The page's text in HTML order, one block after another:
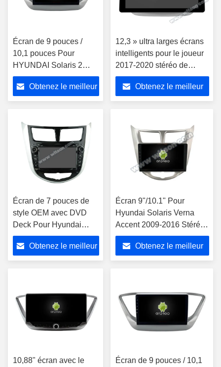
Écran de 9 pouces /
10,1 pouces Pour
HYUNDAI Solaris 2
Verna Accent 2017-
2020 Stéréo multimédia
pour voiture
Obtenez le meilleur
12,3 » ultra larges écrans
intelligents pour le joueur
2017-2020 stéréo de
voiture de HYUNDAI
Solaris 2 Verna Accent
Obtenez le meilleur
Écran de 7 pouces de
style OEM avec DVD
Deck Pour Hyundai
Solaris Verna Accent
2009-2016 Android
CarPlay
Obtenez le meilleur
Écran 9"/10.1" Pour
Hyundai Solaris Verna
Accent 2009-2016 Stéréo
multimédia pour voiture
Obtenez le meilleur
10,88" écran avec le
Écran de 9 pouces / 10,1